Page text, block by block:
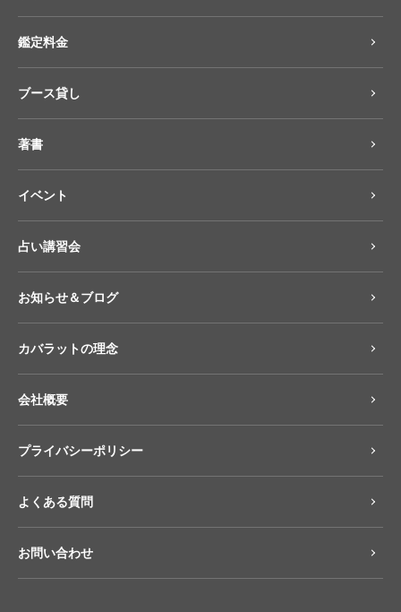
鑑定料金
ブース貸し
著書
イベント
占い講習会
お知らせ＆ブログ
カバラットの理念
会社概要
プライバシーポリシー
よくある質問
お問い合わせ